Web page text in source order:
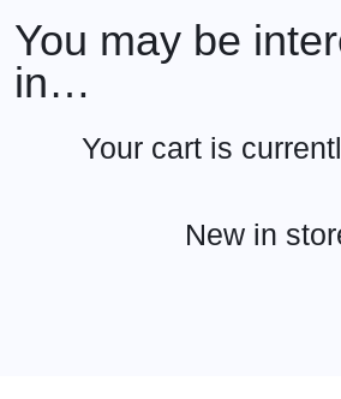
You may be
in…
Your cart is
New in